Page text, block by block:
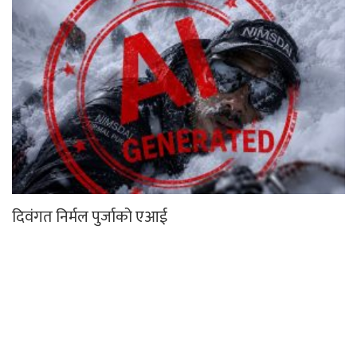
दिवंगत निर्मल पुर्जाको एआई